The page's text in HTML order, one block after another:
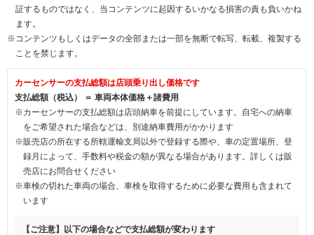
証するものではなく、当コンテンツに起因するいかなる損害の責も負いかね
ます。
※コンテンツもしくはデータの全部または一部を無断で転写、転載、複製する
ことを禁じます。
カーセンサーの支払総額は店頭乗り出し価格です
支払総額（税込） ＝ 車両本体価格＋諸費用
※カーセンサーの支払総額は店頭納車を前提にしています。自宅への納車
をご希望された場合などは、別途納車費用がかかります
※販売店の所在する所轄運輸支局以外で登録する際や、車の定置場所、登
録月によって、手数料や税金の額が異なる場合があります。詳しくは販
売店にお問合せください
※車検の切れた車両の場合、車検を取得するために必要な費用も含まれて
います
【ご注意】以下の場合などで支払総額が変わります